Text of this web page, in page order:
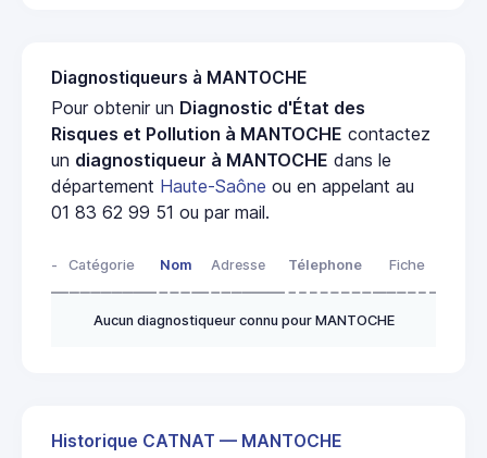
Diagnostiqueurs à MANTOCHE
Pour obtenir un Diagnostic d'État des
Risques et Pollution à MANTOCHE contactez
un diagnostiqueur à MANTOCHE dans le
département Haute-Saône ou en appelant au
01 83 62 99 51 ou par mail.
- Catégorie Nom Adresse Télephone Fiche
Aucun diagnostiqueur connu pour MANTOCHE
Historique CATNAT — MANTOCHE